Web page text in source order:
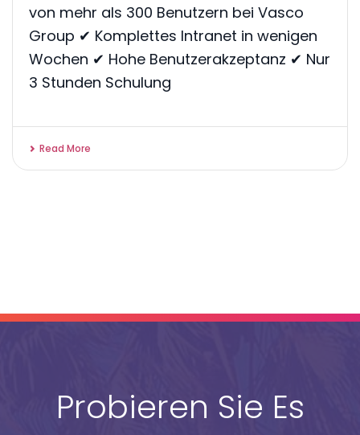
von mehr als 300 Benutzern bei Vasco
Group ✔ Komplettes Intranet in wenigen
Wochen ✔ Hohe Benutzerakzeptanz ✔ Nur
3 Stunden Schulung
Read More
Probieren Sie Es